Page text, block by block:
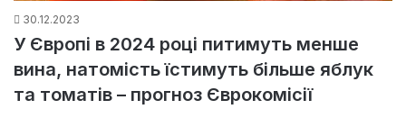
30.12.2023
У Європі в 2024 році питимуть менше
вина, натомість їстимуть більше яблук
та томатів – прогноз Єврокомісії